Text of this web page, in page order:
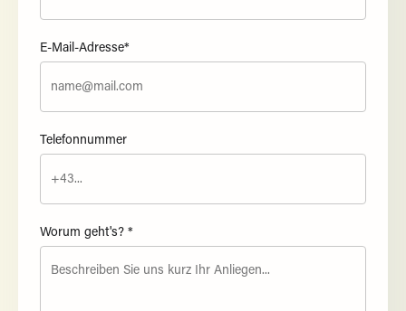
E-Mail-Adresse*
Telefonnummer
Worum geht's? *